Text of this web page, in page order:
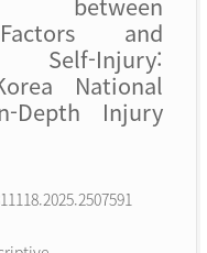
and
Self-Injury:
National
Depth Injury